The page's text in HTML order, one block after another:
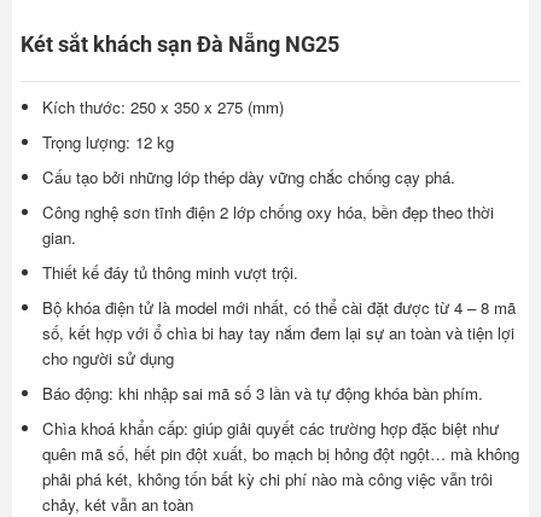
Két sắt khách sạn Đà Nẵng NG25
Kích thước: 250 x 350 x 275 (mm)
Trọng lượng: 12 kg
Cấu tạo bởi những lớp thép dày vững chắc chống cạy phá.
Công nghệ sơn tĩnh điện 2 lớp chống oxy hóa, bền đẹp theo thời
gian.
Thiết kế đáy tủ thông minh vượt trội.
Bộ khóa điện tử là model mới nhất, có thể cài đặt được từ 4 – 8 mã
số, kết hợp với ổ chìa bi hay tay nắm đem lại sự an toàn và tiện lợi
cho người sử dụng
Báo động: khi nhập sai mã số 3 lần và tự động khóa bàn phím.
Chìa khoá khẩn cấp: giúp giải quyết các trường hợp đặc biệt như
quên mã số, hết pin đột xuất, bo mạch bị hỏng đột ngột… mà không
phải phá két, không tốn bất kỳ chi phí nào mà công việc vẫn trôi
chảy, két vẫn an toàn